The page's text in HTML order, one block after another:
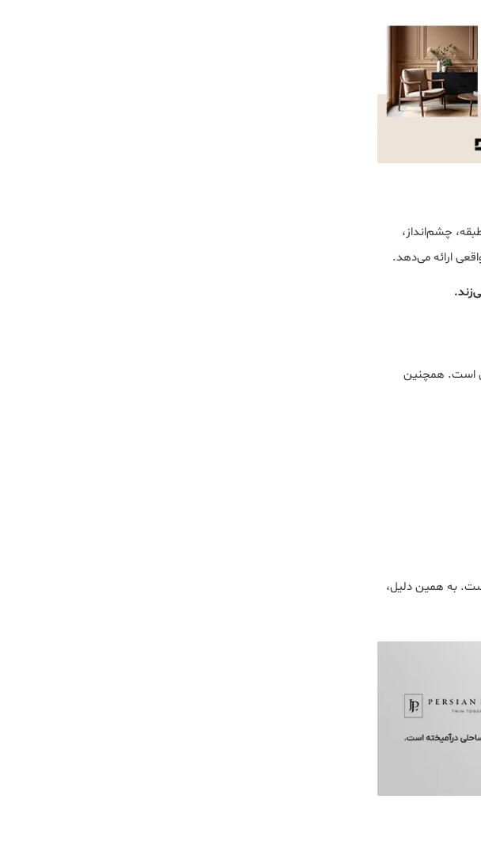
چشم‌انداز،
ارائه می‌دهد.
است. همچنین
به همین دلیل،